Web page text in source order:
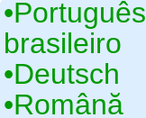
•‎Português
brasileiro
•‎Deutsch
•‎Română